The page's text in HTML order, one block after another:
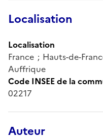
Localisation
Localisation
France ; Hauts-de-
Auffrique
Code INSEE de la
02217
Auteur